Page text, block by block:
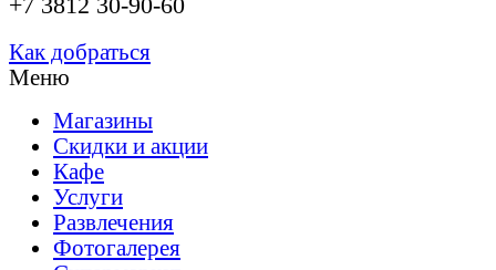
+7 3812 30-90-60
Как добраться
Меню
Магазины
Скидки и акции
Кафе
Услуги
Развлечения
Фотогалерея